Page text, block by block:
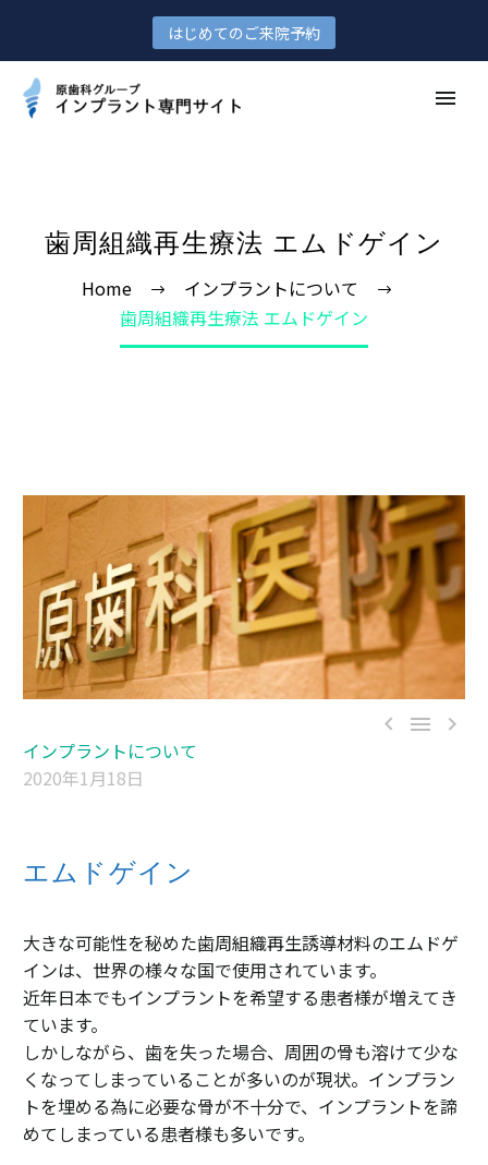
はじめてのご来院予約
歯周組織再生療法 エムドゲイン
Home
インプラントについて
歯周組織再生療法 エムドゲイン
  
インプラントについて
2020年1月18日
エムドゲイン
大きな可能性を秘めた歯周組織再生誘導材料のエムドゲ
インは、世界の様々な国で使用されています。
近年日本でもインプラントを希望する患者様が増えてき
ています。
しかしながら、歯を失った場合、周囲の骨も溶けて少な
くなってしまっていることが多いのが現状。インプラン
トを埋める為に必要な骨が不十分で、インプラントを諦
めてしまっている患者様も多いです。